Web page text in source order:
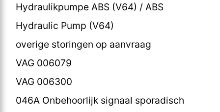
Hydraulikpumpe ABS (V64) / ABS
Hydraulic Pump (V64)
overige storingen op aanvraag
VAG 006079
VAG 006300
046A Onbehoorlijk signaal sporadisch